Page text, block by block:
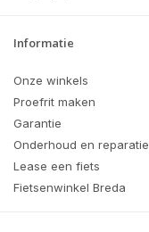
Informatie
Onze winkels
Proefrit maken
Garantie
Onderhoud en reparatie
Lease een fiets
Fietsenwinkel Breda